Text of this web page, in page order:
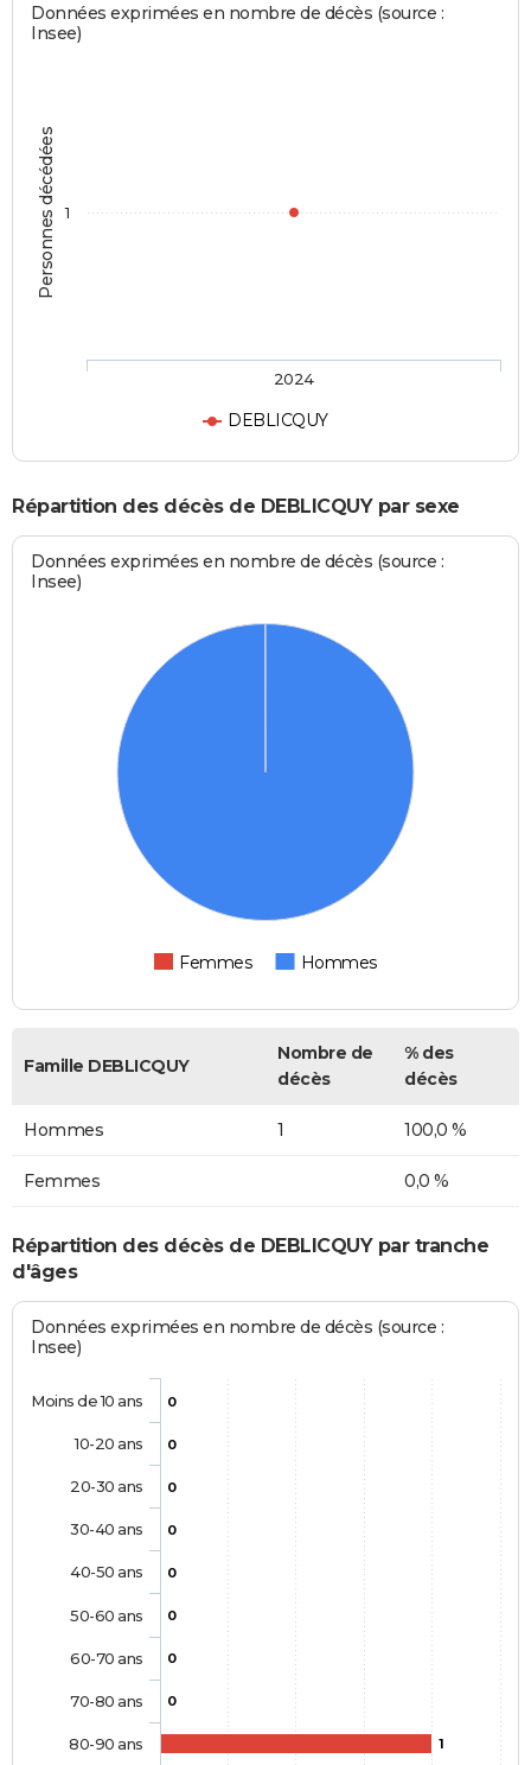
Personnes décédées
Données exprimées en nombre de décès (source :
Insee)
DEBLICQUY
2024
1
Répartition des décès de DEBLICQUY par sexe
Données exprimées en nombre de décès (source :
Insee)
Femmes Hommes
Famille DEBLICQUY
Nombre de
décès
% des
décès
Hommes 1 100,0 %
Femmes 0,0 %
Répartition des décès de DEBLICQUY par tranche
d'âges
Données exprimées en nombre de décès (source :
Insee)
0
0
0
0
0
0
0
0
1
Moins de 10 ans
10-20 ans
20-30 ans
30-40 ans
40-50 ans
50-60 ans
60-70 ans
70-80 ans
80-90 ans